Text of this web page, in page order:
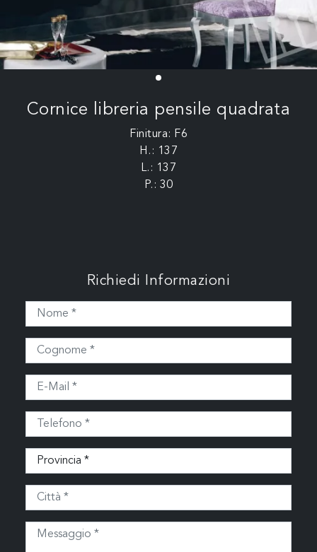
Cornice libreria pensile quadrata
Finitura: F6
H.: 137
L.: 137
P.: 30
Richiedi Informazioni